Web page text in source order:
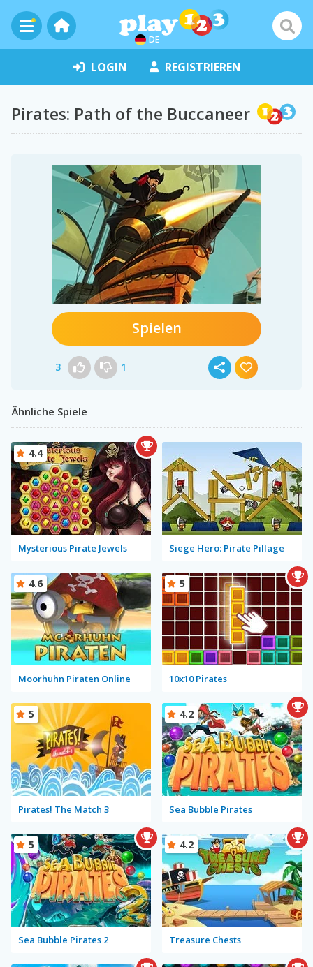
DE
LOGIN REGISTRIEREN
Pirates: Path of the Buccaneer
Spielen
3 1
Ähnliche Spiele
Mysterious Pirate Jewels
4.4
Siege Hero: Pirate Pillage
Moorhuhn Piraten Online
4.6
10x10 Pirates
5
Pirates! The Match 3
5
Sea Bubble Pirates
4.2
Sea Bubble Pirates 2
5
Treasure Chests
4.2